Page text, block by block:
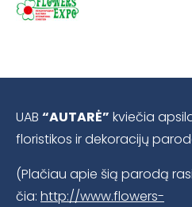
UAB “AUTARĖ” kviečia
floristikos ir dekoracijų
(Plačiau apie šią parodą
čia: http://www.flowers-